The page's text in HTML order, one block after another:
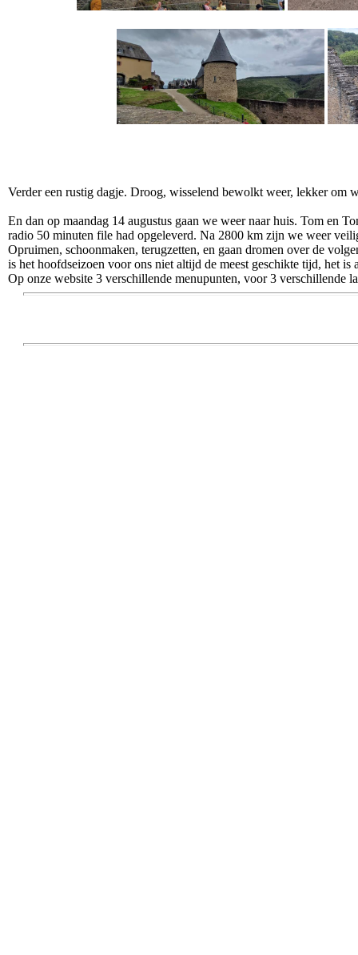
Verder een rustig dagje. Droog, wisselend bewolkt weer, lekker om
En dan op maandag 14 augustus gaan we weer naar huis. Tom en
radio 50 minuten file had opgeleverd. Na 2800 km zijn we weer
Opruimen, schoonmaken, terugzetten, en gaan dromen over de
is het hoofdseizoen voor ons niet altijd de meest geschikte tijd, het is
Op onze website 3 verschillende menupunten, voor 3 verschillende